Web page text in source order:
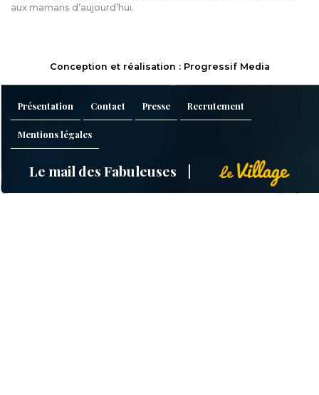
aux mamans d’aujourd’hui.
Conception et réalisation : Progressif Media
Présentation Contact Presse Recrutement
Mentions légales
Le mail des Fabuleuses